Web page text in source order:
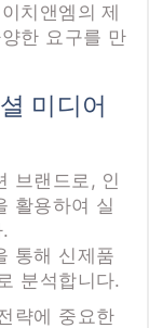
치앤엠의 제
한 요구를 만
미디어
브랜드로, 인
활용하여 실
통해 신제품
분석합니다.
략에 중요한